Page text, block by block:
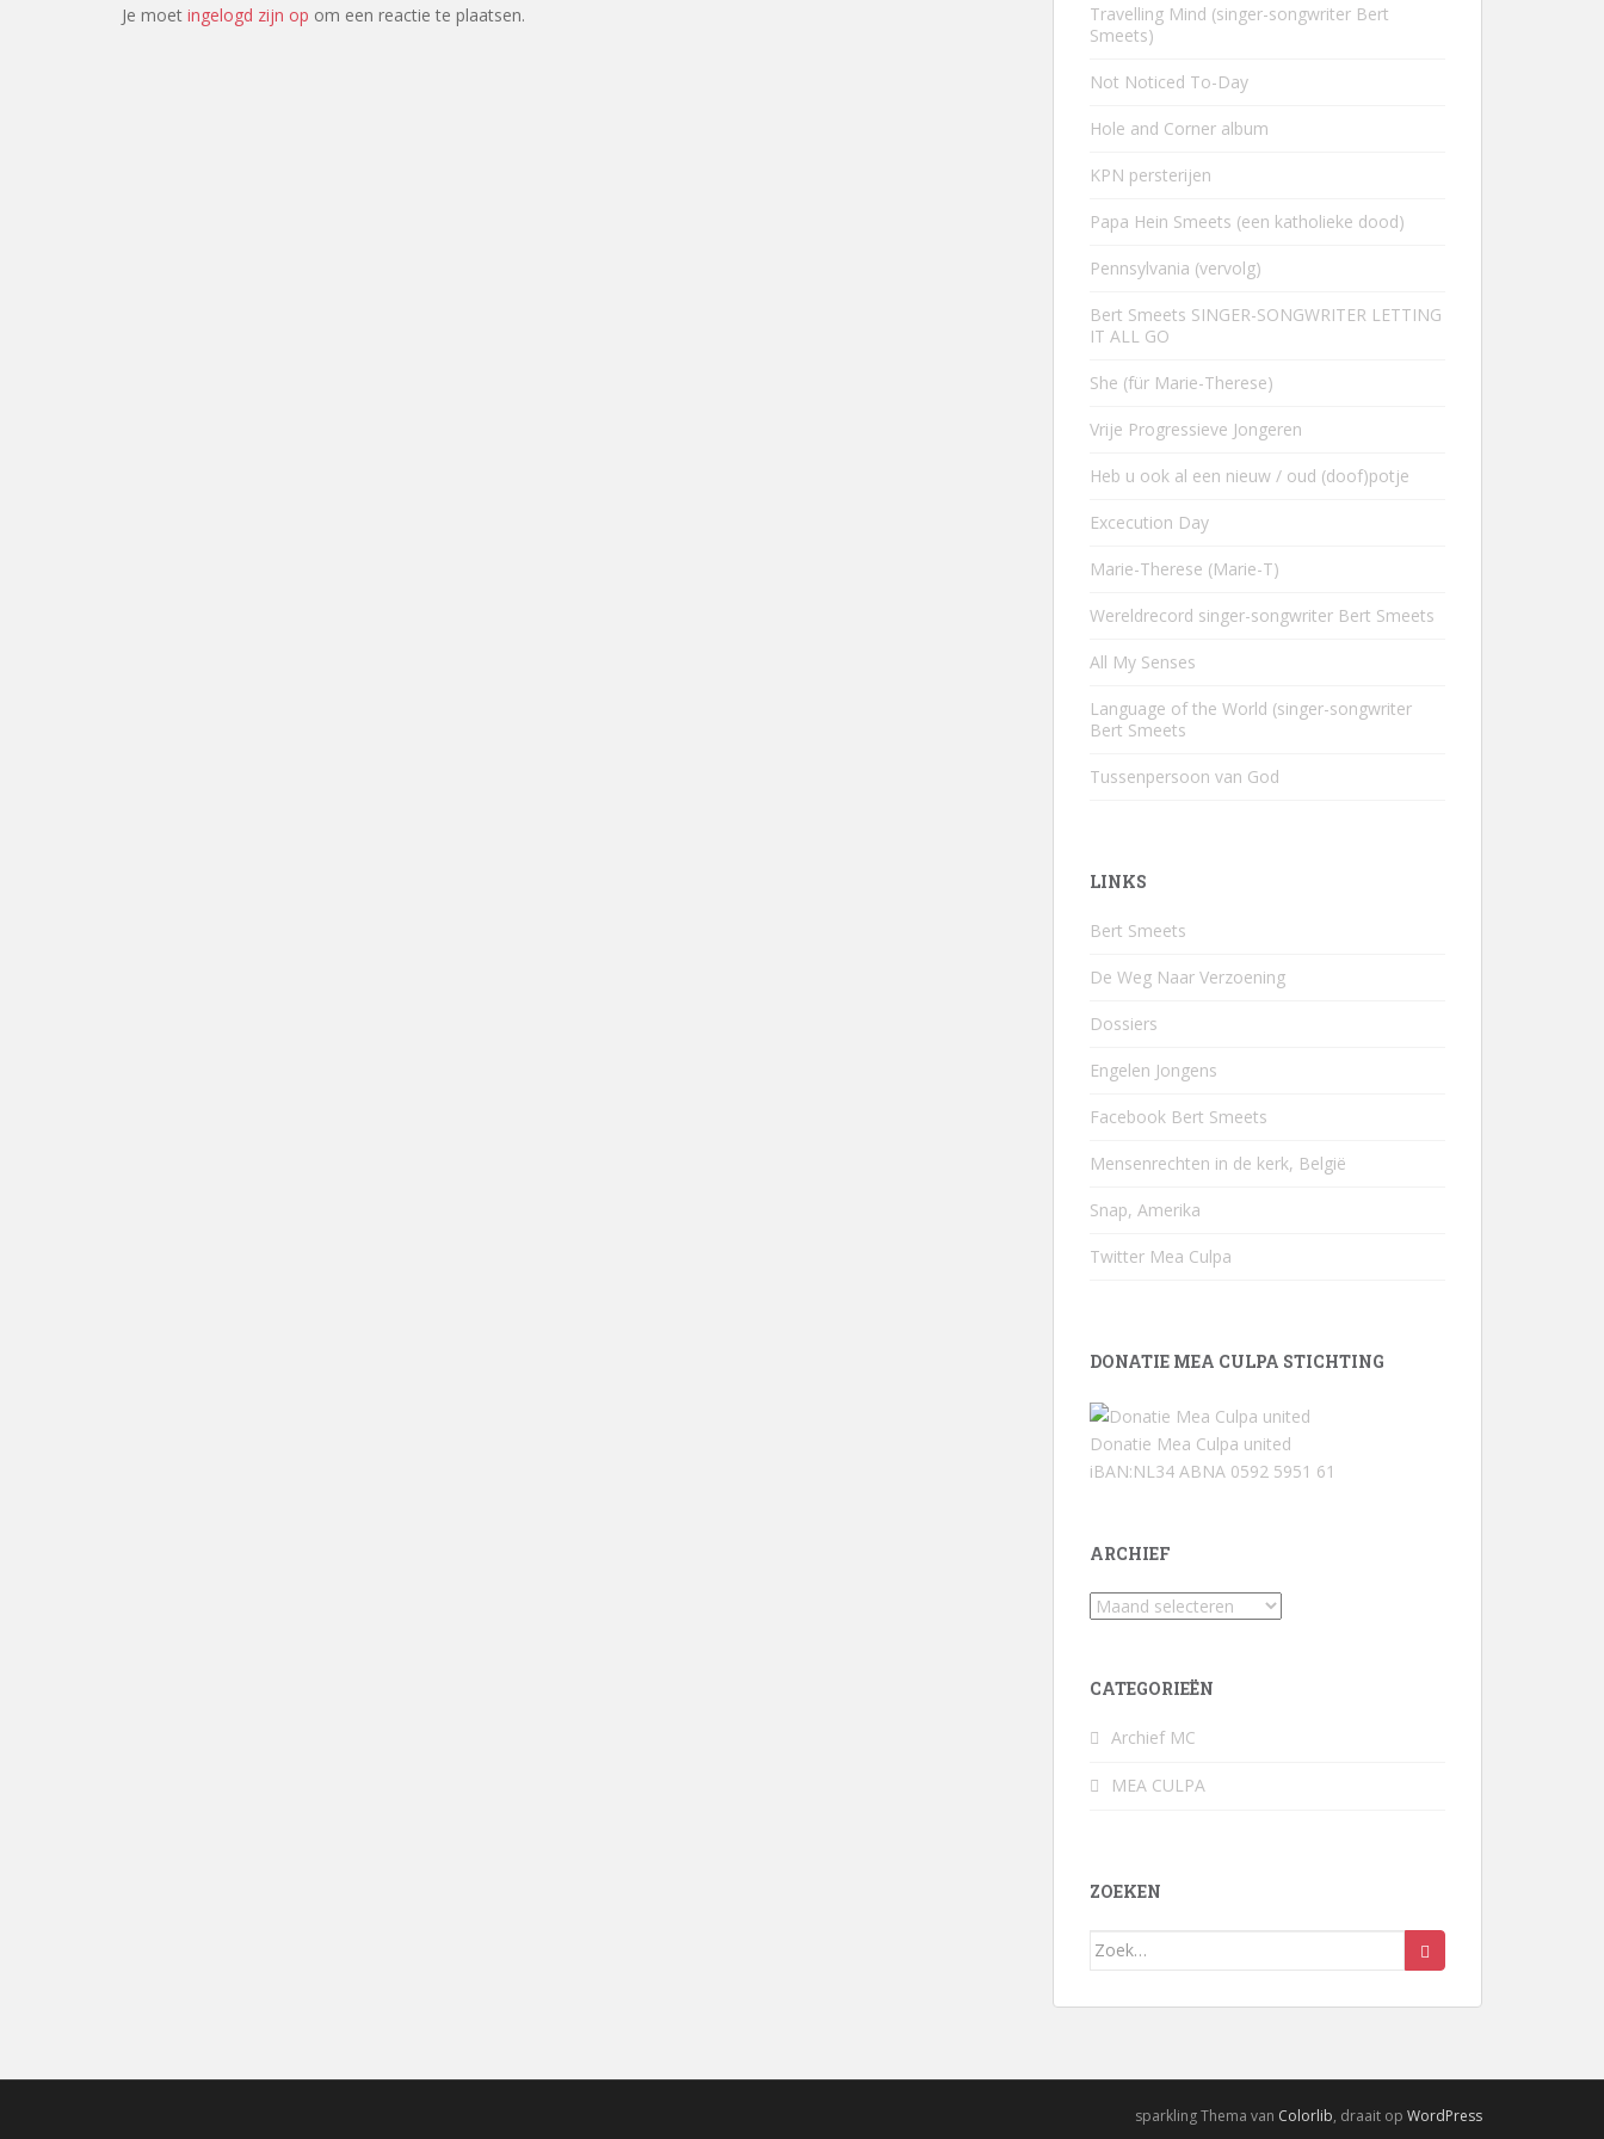
Je moet ingelogd zijn op om een reactie te plaatsen.
Travelling Mind (singer-songwriter Bert
Smeets)
Not Noticed To-Day
Hole and Corner album
KPN persterijen
Papa Hein Smeets (een katholieke dood)
Pennsylvania (vervolg)
Bert Smeets SINGER-SONGWRITER LETTING
IT ALL GO
She (für Marie-Therese)
Vrije Progressieve Jongeren
Heb u ook al een nieuw / oud (doof)potje
Excecution Day
Marie-Therese (Marie-T)
Wereldrecord singer-songwriter Bert Smeets
All My Senses
Language of the World (singer-songwriter
Bert Smeets
Tussenpersoon van God
LINKS
Bert Smeets
De Weg Naar Verzoening
Dossiers
Engelen Jongens
Facebook Bert Smeets
Mensenrechten in de kerk, België
Snap, Amerika
Twitter Mea Culpa
DONATIE MEA CULPA STICHTING
Donatie Mea Culpa united
iBAN:NL34 ABNA 0592 5951 61
ARCHIEF
Archief
CATEGORIEËN
Archief MC
MEA CULPA
ZOEKEN
Zoek
sparkling Thema van Colorlib, draait op WordPress